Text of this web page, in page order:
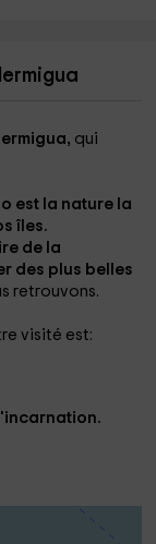
qui
est la nature la
îles.
de la
des plus belles
retrouvons.
visité est: